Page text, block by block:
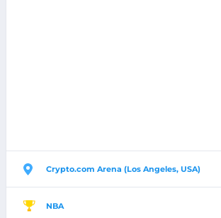
Crypto.com Arena (Los Angeles, USA)
NBA